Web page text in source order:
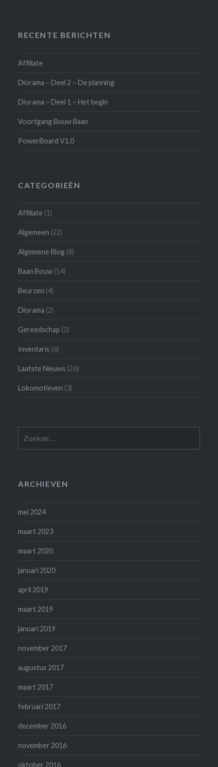
RECENTE BERICHTEN
Affiliate
Diorama – Deel 2 – De planning
Diorama – Deel 1 – Het begin
Voortgang Bouw Baan
PowerBoard V1.0
CATEGORIEËN
Affiliate (1)
Algemeen (22)
Algemene Blog (8)
Baan Bouw (14)
Beurzen (4)
Diorama (2)
Gereedschap (2)
Inventaris (6)
Laatste Nieuws (26)
Lokomotieven (3)
naar:
ARCHIEVEN
mei 2024
maart 2023
maart 2020
januari 2020
april 2019
maart 2019
januari 2019
november 2017
augustus 2017
maart 2017
februari 2017
december 2016
november 2016
oktober 2016